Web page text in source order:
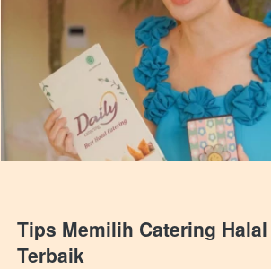
Tips Memilih Catering
Terbaik